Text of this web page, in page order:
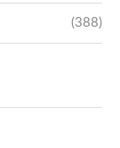
(388)